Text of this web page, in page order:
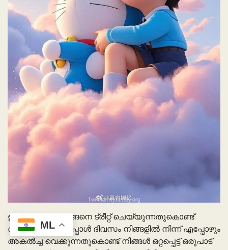
ഈ പേഴ്സണെ ഇങ്ങനെ ട്രീറ്റ് ചെയ്യുന്നതുകൊണ്ട്
അല്ലെങ്കിൽ ഇപ്പോൾ ദിവസം നിങ്ങളിൽ നിന്ന് എപ്പോഴും
അകൽച്ച വെക്കുന്നതുകൊണ്ട് നിങ്ങൾ ഒറ്റപ്പെട്ട് ഒരുപാട്
ML